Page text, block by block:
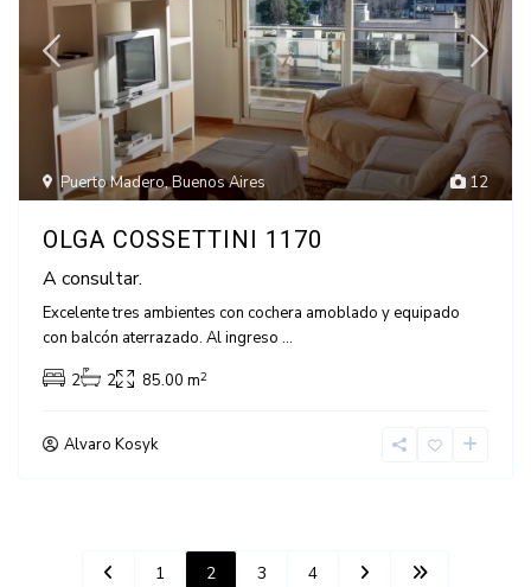
12
Puerto Madero,Buenos Aires
OLGA COSSETTINI 1170
A consultar.
Excelente tres ambientes con cochera amoblado y equipado
con balcón aterrazado. Al ingreso...
2
2 85.00 m2
Alvaro Kosyk
1 2 3 4